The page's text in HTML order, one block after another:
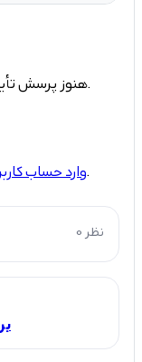
هنوز پرسش تأییدشده‌ای برای این محصول ثبت نشده است.
وارد حسابتا بتوانید پرسش یا پاسخ ثبت کنید.
0 نظر